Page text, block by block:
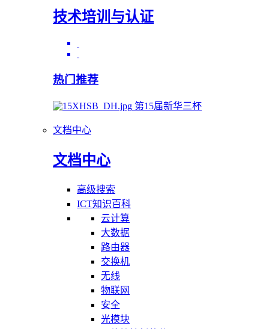
技术培训与认证
热门推荐
第15届新华三杯
文档中心
文档中心
高级搜索
ICT知识百科
云计算
大数据
路由器
交换机
无线
物联网
安全
光模块